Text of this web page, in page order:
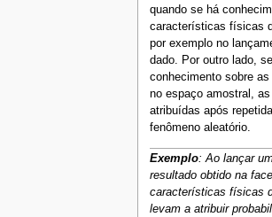
quando se há
características físicas
por exemplo no
dado. Por outro lado,
conhecimento sobre
no espaço amostral,
atribuídas após
fenômeno aleatório.
Exemplo: Ao lançar
resultado obtido na
características físicas
levam a atribuir